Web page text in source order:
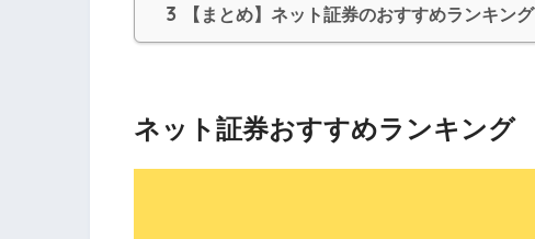
3 【まとめ】ネット証券のおすすめランキング
ネット証券おすすめランキング